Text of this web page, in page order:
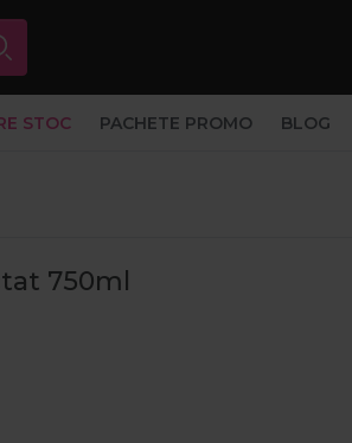
STOC PACHETE PROMO BLOG
750ml